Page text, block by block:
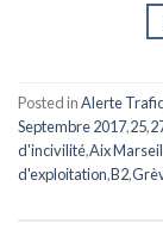
Posted inAlerte Trafic
Septembre 2017,25,
d'incivilité,Aix
d'exploitation,B2,